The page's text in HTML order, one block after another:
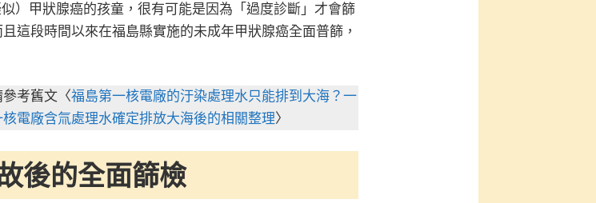
）甲狀腺癌的孩童，很有可能是因為「過度診斷」才會篩
這段時間以來在福島縣實施的未成年甲狀腺癌全面普篩，
考舊文〈福島第一核電廠的汙染處理水只能排到大海？一
電廠含氚處理水確定排放大海後的相關整理〉
後的全面篩檢